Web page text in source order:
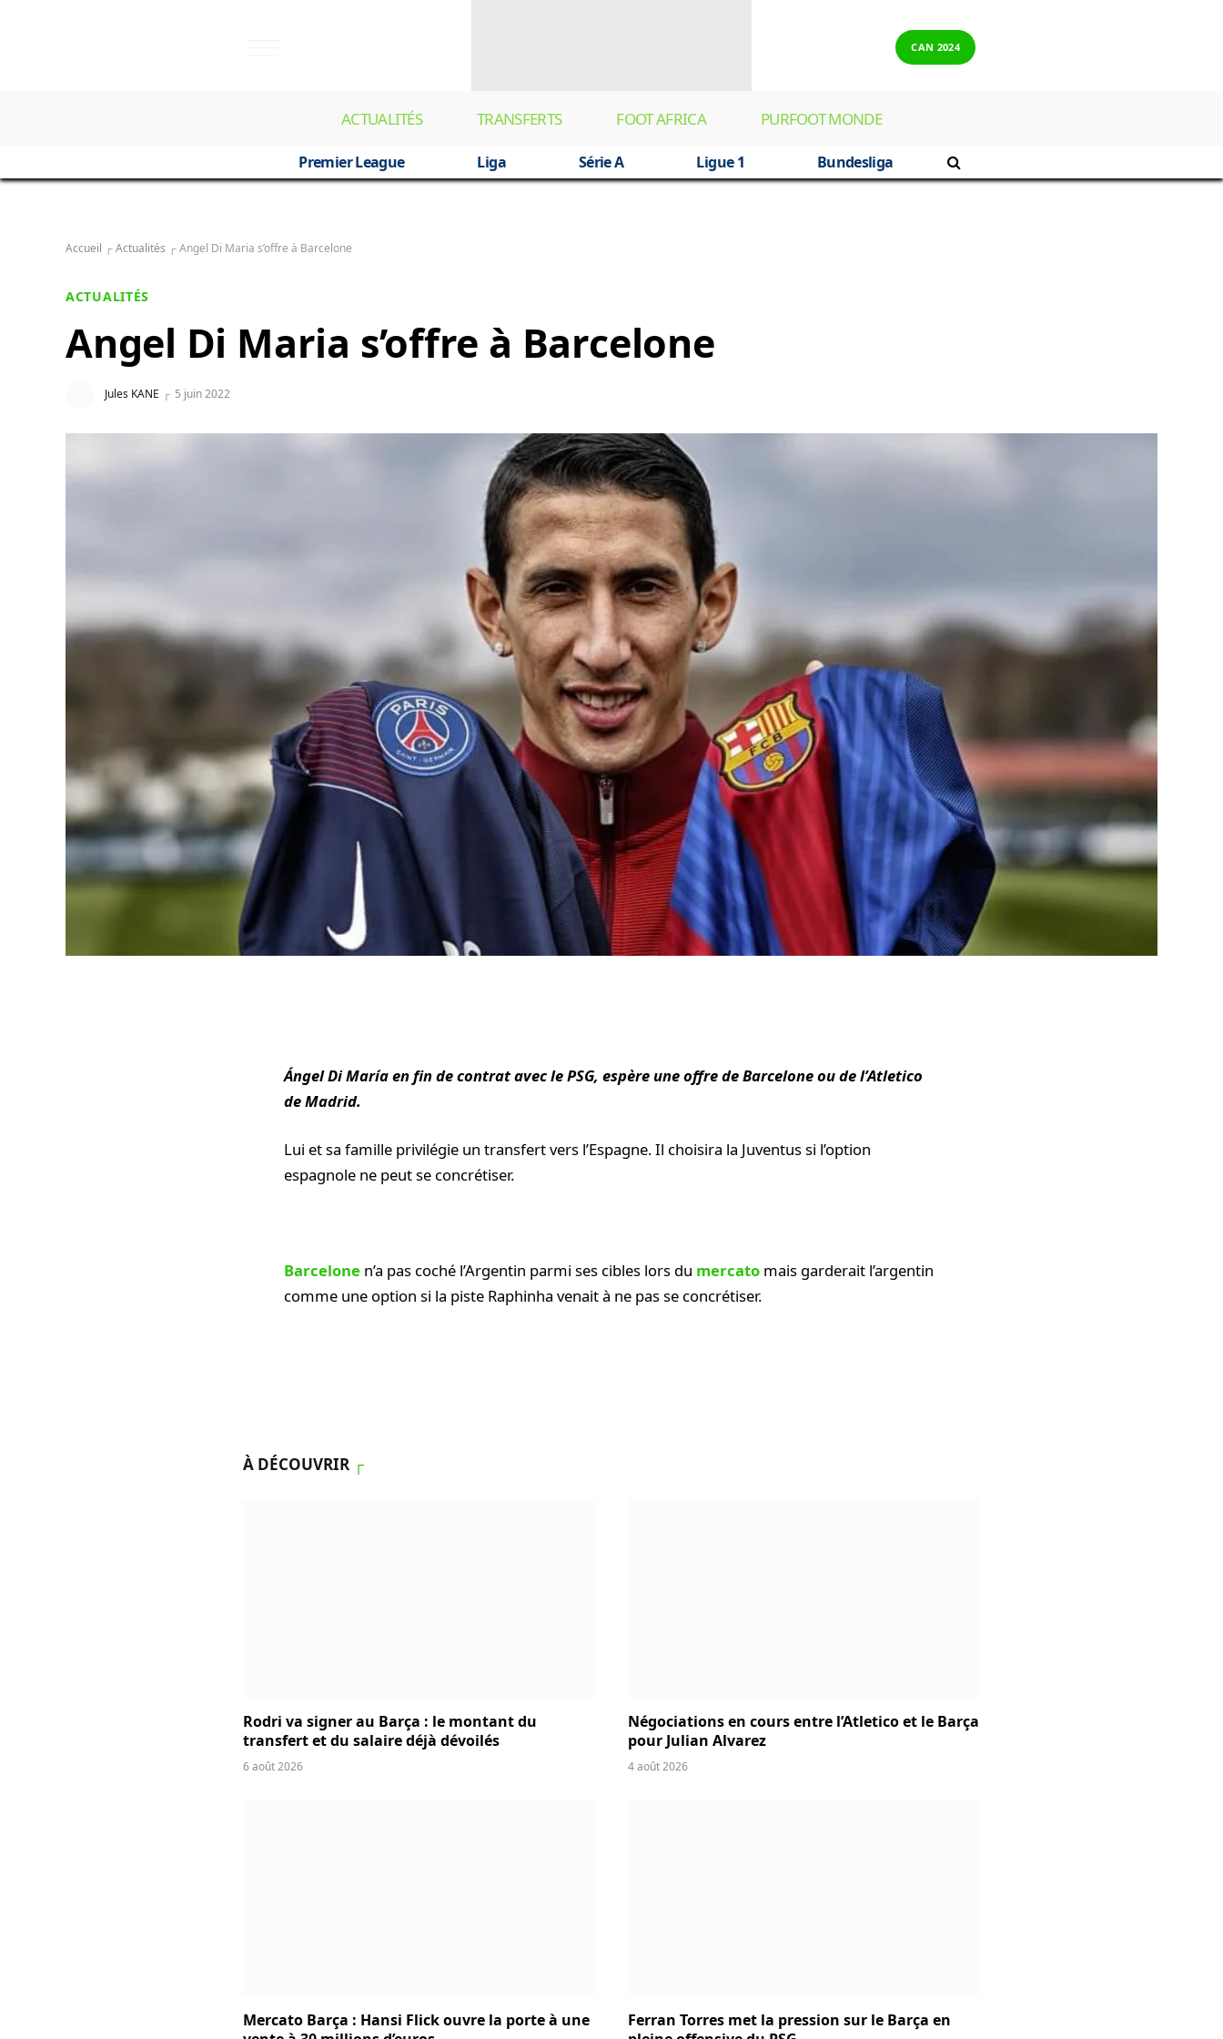
CAN 2024
ACTUALITÉS TRANSFERTS FOOT AFRICA PURFOOT MONDE
Premier League Liga Série A Ligue 1 Bundesliga
Accueil ┌Actualités ┌Angel Di Maria s’offre à Barcelone
ACTUALITÉS
Angel Di Maria s’offre à Barcelone
Jules KANE 5 juin 2022
Ángel Di María en fin de contrat avec le PSG, espère une offre de Barcelone ou de l’Atletico
de Madrid.
Lui et sa famille privilégie un transfert vers l’Espagne. Il choisira la Juventus si l’option
espagnole ne peut se concrétiser.
Barcelone n’a pas coché l’Argentin parmi ses cibles lors du mercato mais garderait l’argentin
comme une option si la piste Raphinha venait à ne pas se concrétiser.
À DÉCOUVRIR ┌
Rodri va signer au Barça : le montant du
transfert et du salaire déjà dévoilés
6 août 2026
Négociations en cours entre l’Atletico et le Barça
pour Julian Alvarez
4 août 2026
Mercato Barça : Hansi Flick ouvre la porte à une
Ferran Torres met la pression sur le Barça en